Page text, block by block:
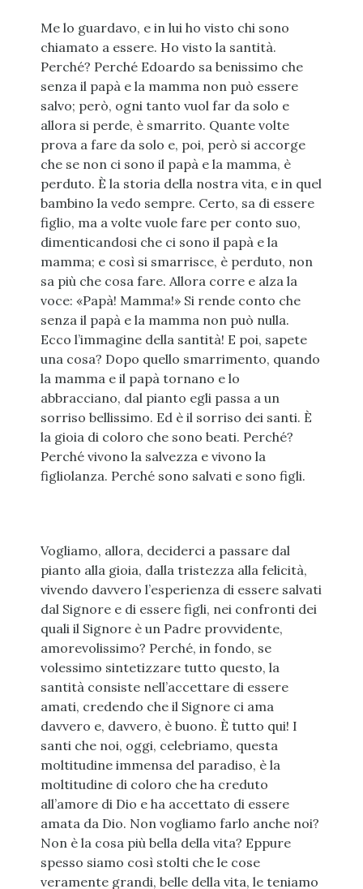
Me lo guardavo, e in lui ho visto chi sono
chiamato a essere. Ho visto la santità.
Perché? Perché Edoardo sa benissimo che
senza il papà e la mamma non può essere
salvo; però, ogni tanto vuol far da solo e
allora si perde, è smarrito. Quante volte
prova a fare da solo e, poi, però si accorge
che se non ci sono il papà e la mamma, è
perduto. È la storia della nostra vita, e in quel
bambino la vedo sempre. Certo, sa di essere
figlio, ma a volte vuole fare per conto suo,
dimenticandosi che ci sono il papà e la
mamma; e così si smarrisce, è perduto, non
sa più che cosa fare. Allora corre e alza la
voce: «Papà! Mamma!» Si rende conto che
senza il papà e la mamma non può nulla.
Ecco l’immagine della santità! E poi, sapete
una cosa? Dopo quello smarrimento, quando
la mamma e il papà tornano e lo
abbracciano, dal pianto egli passa a un
sorriso bellissimo. Ed è il sorriso dei santi. È
la gioia di coloro che sono beati. Perché?
Perché vivono la salvezza e vivono la
figliolanza. Perché sono salvati e sono figli.
Vogliamo, allora, deciderci a passare dal
pianto alla gioia, dalla tristezza alla felicità,
vivendo davvero l’esperienza di essere salvati
dal Signore e di essere figli, nei confronti dei
quali il Signore è un Padre provvidente,
amorevolissimo? Perché, in fondo, se
volessimo sintetizzare tutto questo, la
santità consiste nell’accettare di essere
amati, credendo che il Signore ci ama
davvero e, davvero, è buono. È tutto qui! I
santi che noi, oggi, celebriamo, questa
moltitudine immensa del paradiso, è la
moltitudine di coloro che ha creduto
all’amore di Dio e ha accettato di essere
amata da Dio. Non vogliamo farlo anche noi?
Non è la cosa più bella della vita? Eppure
spesso siamo così stolti che le cose
veramente grandi, belle della vita, le teniamo